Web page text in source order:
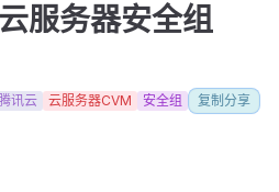
服务器安全组
讯云 云服务器CVM 安全组 复制分享